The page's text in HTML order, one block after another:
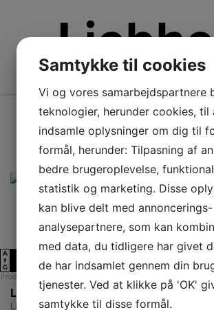
A
↑
G
Produktdatablad
Liebherr Køle-/fryseskab CUe 2831-26
Liebherr CUE2831-26001
Samtykke til cookies
Vi og vores samarbejdspartnere
teknologier, herunder cookies, til
indsamle oplysninger om dig til
formål, herunder: Tilpasning af
bedre brugeroplevelse,
statistik og marketing. Disse
kan blive delt med
analysepartnere, som kan
med data, du tidligere har givet
de har indsamlet gennem din
tjenester. Ved at klikke på 'OK'
samtykke til disse formål.